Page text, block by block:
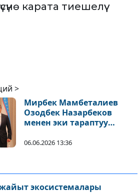
карата тиешелүү
>
Мирбек Мамбеталиев
Озодбек Назарбеков
менен эки тараптуу
06.06.2026 13:36
экосистемалары